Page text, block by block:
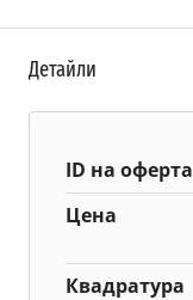
Детайли
ID на оферта
Цена
Квадратура